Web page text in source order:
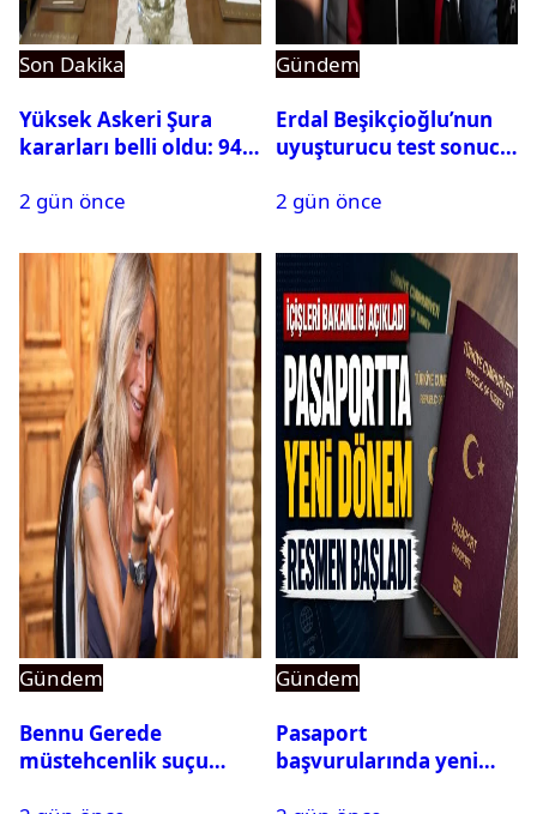
Son Dakika
Yüksek Askeri Şura
kararları belli oldu: 94
2 gün önce
Gündem
Erdal Beşikçioğlu’nun
uyuşturucu test sonucu
2 gün önce
Gündem
Bennu Gerede
müstehcenlik suçu
Gündem
Pasaport
başvurularında yeni